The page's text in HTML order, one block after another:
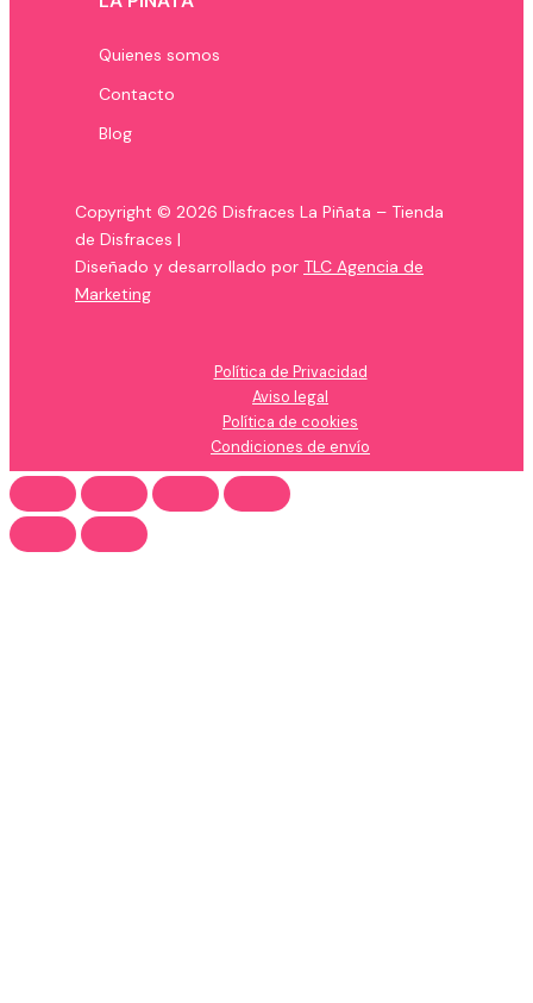
Quienes somos
Contacto
Blog
Copyright © 2026 Disfraces La Piñata – Tienda
de Disfraces |
Diseñado y desarrollado por TLC Agencia de
Marketing
Política de Privacidad
Aviso legal
Política de cookies
Condiciones de envío